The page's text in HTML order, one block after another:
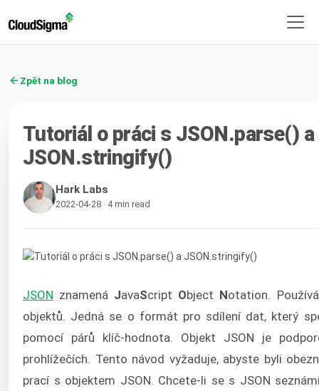
Zpět na blog
Tutoriál o práci s JSON.parse() a
JSON.stringify()
Hark Labs
2022-04-28 · 4 min read
JSON znamená JavaScript Object Notation.
objektů. Jedná se o formát pro sdílení dat, který
pomocí párů klíč-hodnota. Objekt JSON je
prohlížečích. Tento návod vyžaduje, abyste byli
prací s objektem JSON. Chcete-li se s JSON